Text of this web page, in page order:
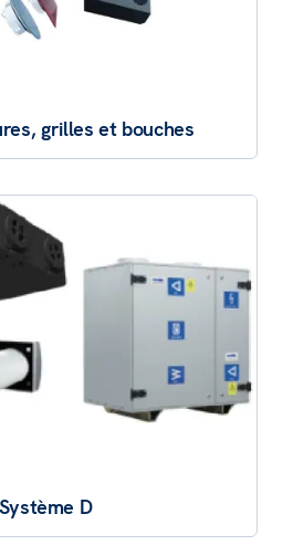
grilles et bouches
Système D